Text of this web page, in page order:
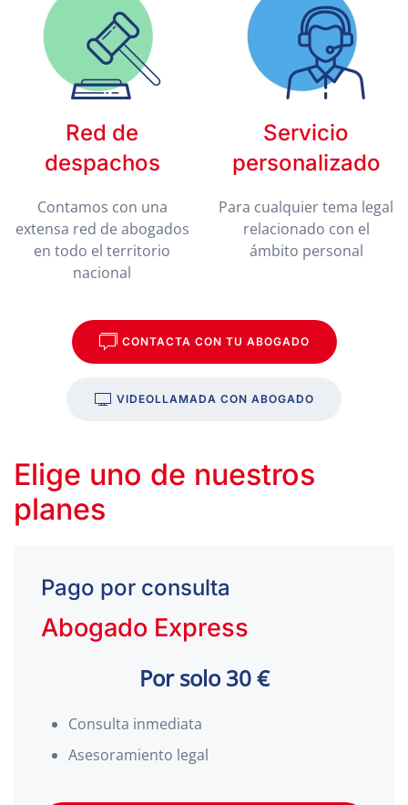
Red de
despachos
Contamos con una
extensa red de abogados
en todo el territorio
nacional
Servicio
personalizado
Para cualquier tema legal
relacionado con el
ámbito personal
CONTACTA CON TU ABOGADO
VIDEOLLAMADA CON ABOGADO
Elige uno de nuestros
planes
Pago por consulta
Abogado Express
Por solo 30 €
Consulta inmediata
Asesoramiento legal